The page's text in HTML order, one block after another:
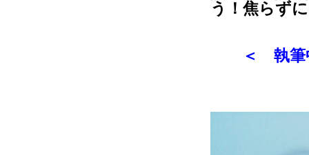
う！焦らず
＜ 執